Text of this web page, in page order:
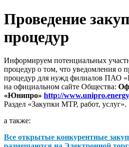
Проведение
процедур
Информируем потенциальных
процедур о том, что уведомления о
процедур для нужд филиалов ПАО
на официальном сайте Общества:
«Юнипро» http://
Раздел «Закупки МТР, работ, услуг».
а также:
Все открытые конкурентные